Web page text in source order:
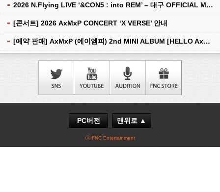
2026 N.Flying LIVE ‘&CON5 : into REM’ – 대구 OFFICIAL MD 현장 판매 안내
[콘서트] 2026 AxMxP CONCERT ‘X VERSE’ 안내
[예약 판매] AxMxP (에이엠피) 2nd MINI ALBUM [HELLO AxMxP] 예약 판매 안내
PC버전 맨위로 ▲
ⓒ FNC Entertainment